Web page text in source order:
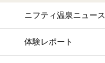
ニフティ温泉ニュース
体験レポート